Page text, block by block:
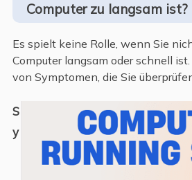
Computer zu langsam ist?
Es spielt keine Rolle, wenn Sie
Computer langsam oder schnell
von Symptomen, die Sie
S
y